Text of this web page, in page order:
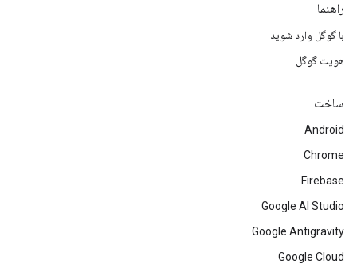
راهنما
با گوگل وارد شوید
هویت گوگل
ساخت
Android
Chrome
Firebase
Google AI Studio
Google Antigravity
Google Cloud